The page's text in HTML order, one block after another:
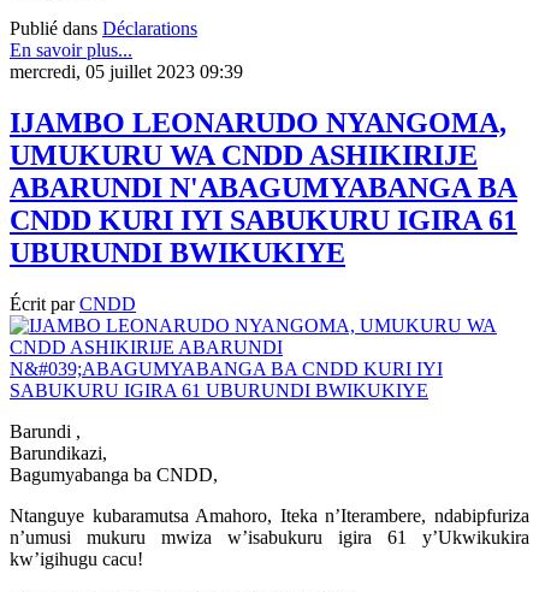
Publié dans Déclarations
En savoir plus...
mercredi, 05 juillet 2023 09:39
IJAMBO LEONARUDO NYANGOMA,
UMUKURU WA CNDD ASHIKIRIJE
ABARUNDI N'ABAGUMYABANGA BA
CNDD KURI IYI SABUKURU IGIRA 61
UBURUNDI BWIKUKIYE
Écrit parCNDD
Barundi ,
Barundikazi,
Bagumyabanga ba CNDD,
Ntanguye kubaramutsa Amahoro, Iteka n’Iterambere, ndabipfuriza
n’umusi mukuru mwiza w’isabukuru igira 61 y’Ukwikukira
kw’igihugu cacu!